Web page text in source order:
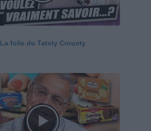
La folie du Tatsty Crousty